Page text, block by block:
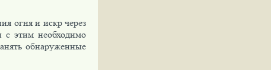
огня и искр через
этим необходимо
обнаруженные